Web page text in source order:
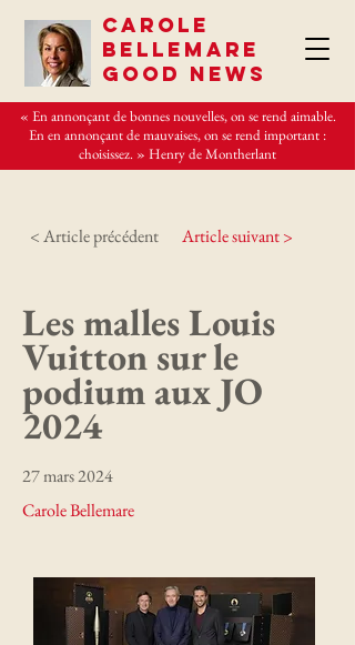
CAROLE
BELLEMARE
GOOD NEWS
« En annonçant de bonnes nouvelles, on se rend aimable.
En en annonçant de mauvaises, on se rend important :
choisissez. » Henry de Montherlant
Article suivant >
< Article précédent
Les malles Louis
Vuitton sur le
podium aux JO
2024
27 mars 2024
Carole Bellemare